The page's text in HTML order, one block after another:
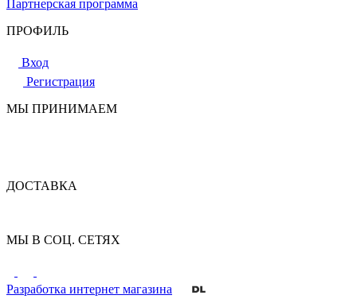
Партнерская программа
ПРОФИЛЬ
Вход
Регистрация
МЫ ПРИНИМАЕМ
ДОСТАВКА
МЫ В СОЦ. СЕТЯХ
Разработка интернет магазина